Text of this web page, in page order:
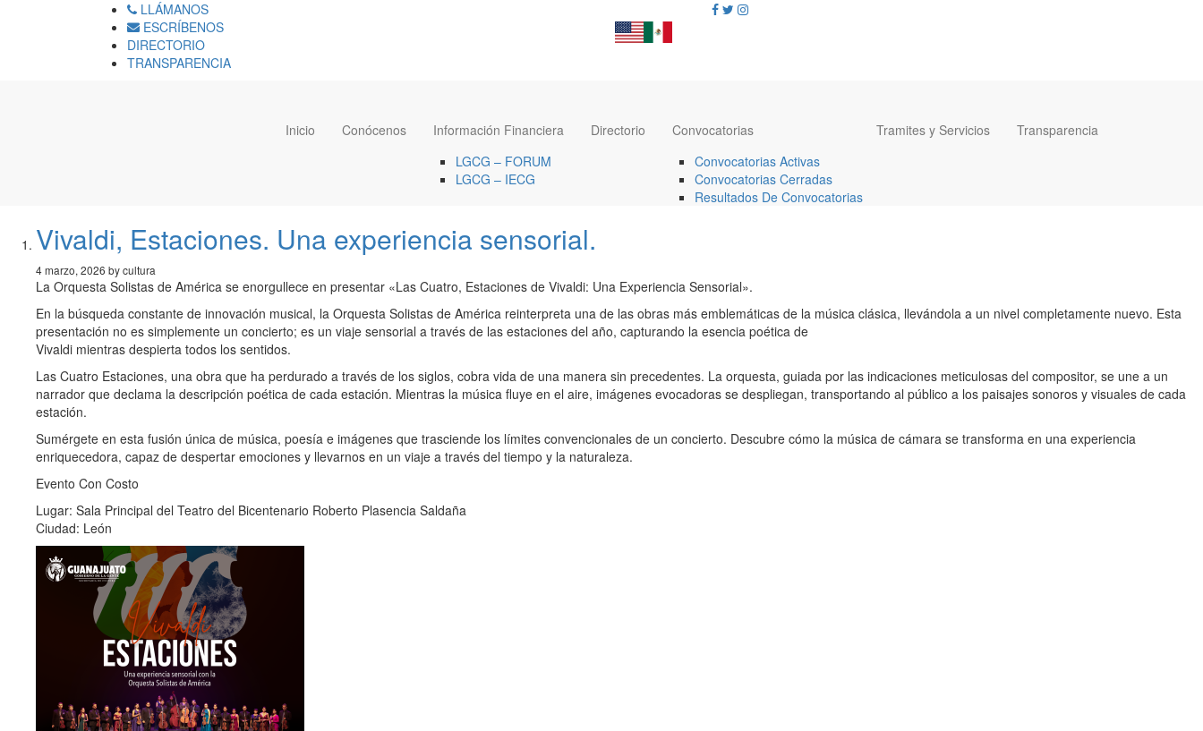
LLÁMANOS
ESCRÍBENOS
DIRECTORIO
TRANSPARENCIA
Inicio Conócenos
Información Financiera
LGCG – FORUM
LGCG – IECG
Directorio
Convocatorias
Convocatorias Activas
Convocatorias Cerradas
Resultados De Convocatorias
Tramites y Servicios Transparencia
Vivaldi, Estaciones. Una experiencia sensorial.
4 marzo, 2026 by cultura
La Orquesta Solistas de América se enorgullece en presentar «Las Cuatro, Estaciones de Vivaldi: Una Experiencia Sensorial».
En la búsqueda constante de innovación musical, la Orquesta Solistas de América reinterpreta una de las obras más emblemáticas de la música clásica, llevándola a un nivel completamente nuevo. Esta
presentación no es simplemente un concierto; es un viaje sensorial a través de las estaciones del año, capturando la esencia poética de
Vivaldi mientras despierta todos los sentidos.
Las Cuatro Estaciones, una obra que ha perdurado a través de los siglos, cobra vida de una manera sin precedentes. La orquesta, guiada por las indicaciones meticulosas del compositor, se une a un
narrador que declama la descripción poética de cada estación. Mientras la música fluye en el aire, imágenes evocadoras se despliegan, transportando al público a los paisajes sonoros y visuales de cada
estación.
Sumérgete en esta fusión única de música, poesía e imágenes que trasciende los límites convencionales de un concierto. Descubre cómo la música de cámara se transforma en una experiencia
enriquecedora, capaz de despertar emociones y llevarnos en un viaje a través del tiempo y la naturaleza.
Evento Con Costo
Lugar: Sala Principal del Teatro del Bicentenario Roberto Plasencia Saldaña
Ciudad: León